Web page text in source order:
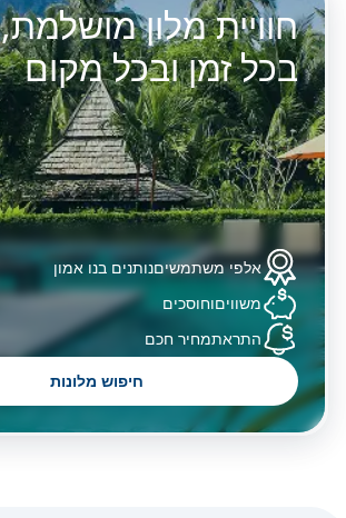
חוויית מלון מושלמת,
בכל זמן ובכל מקום
אלפי משתמשיםנותנים בנו אמון
משוויםוחוסכים
התראתמחיר חכם
חיפוש מלונות